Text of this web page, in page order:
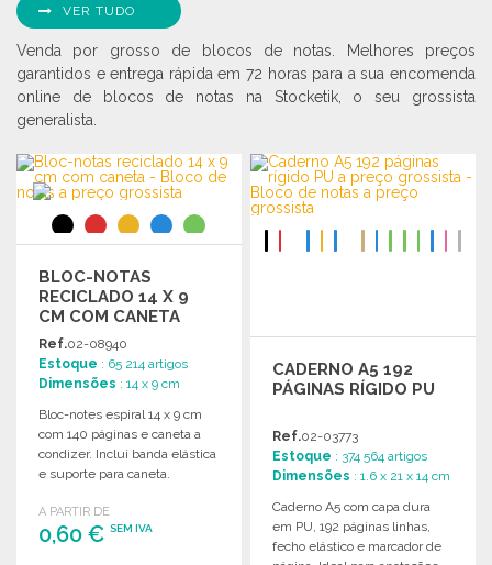
VER TUDO
Venda por grosso de blocos de notas. Melhores preços
garantidos e entrega rápida em 72 horas para a sua encomenda
online de blocos de notas na Stocketik, o seu grossista
generalista.
BLOC-NOTAS
RECICLADO 14 X 9
CM COM CANETA
Ref.02-08940
Estoque : 65 214 artigos
Dimensões : 14 x 9 cm
Bloc-notes espiral 14 x 9 cm
com 140 páginas e caneta a
condizer. Inclui banda elástica
e suporte para caneta.
A PARTIR DE
0,60 € SEM IVA
CADERNO A5 192
PÁGINAS RÍGIDO PU
Ref.02-03773
Estoque : 374 564 artigos
Dimensões : 1.6 x 21 x 14 cm
Caderno A5 com capa dura
em PU, 192 páginas linhas,
fecho elástico e marcador de